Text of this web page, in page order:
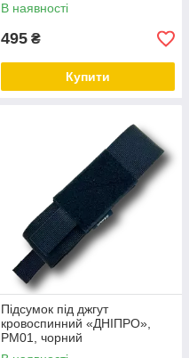
В наявності
495 ₴
Купити
Підсумок під джгут
кровоспинний «ДНІПРО»,
РМ01, чорний